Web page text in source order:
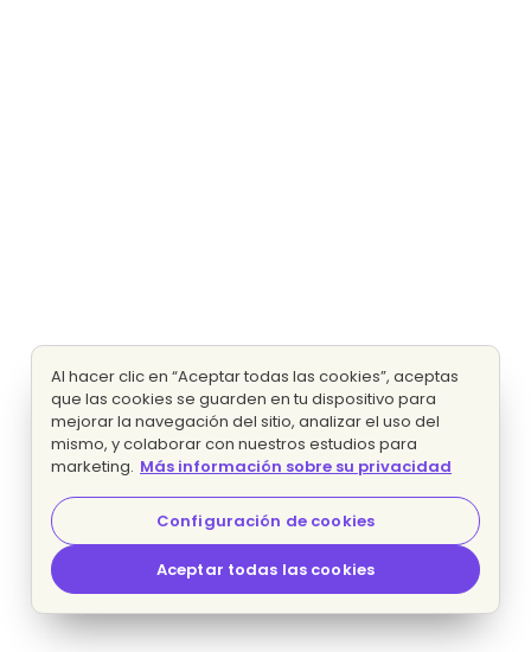
Al hacer clic en “Aceptar todas las cookies”, aceptas
que las cookies se guarden en tu dispositivo para
mejorar la navegación del sitio, analizar el uso del
mismo, y colaborar con nuestros estudios para
marketing. Más información sobre su privacidad
Configuración de cookies
Aceptar todas las cookies